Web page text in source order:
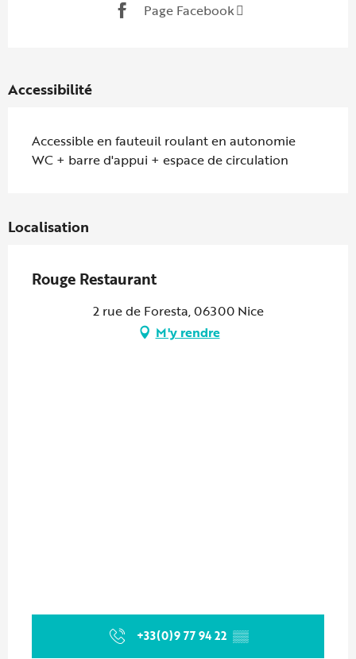
Page Facebook
Accessibilité
Accessible en fauteuil roulant en autonomie
WC + barre d'appui + espace de circulation
Localisation
Rouge Restaurant
2 rue de Foresta, 06300 Nice
M'y rendre
+33(0)9 77 94 22 ▒▒